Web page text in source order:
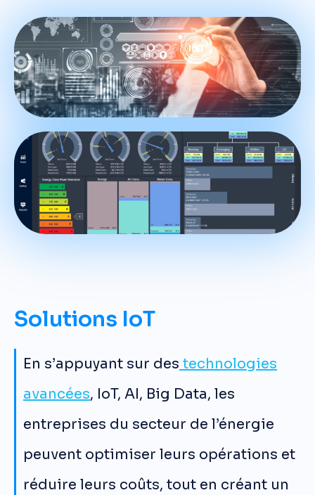
Solutions IoT
En s’appuyant sur des technologies
avancées, IoT, AI, Big Data, les
entreprises du secteur de l’énergie
peuvent optimiser leurs opérations et
réduire leurs coûts, tout en créant un